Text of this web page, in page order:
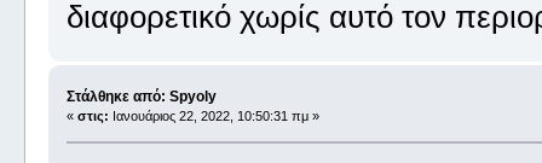
διαφορετικό χωρίς αυτό τον
Στάλθηκε από: Spyoly
« στις: Ιανουάριος 22, 2022, 10:50:31 πμ »